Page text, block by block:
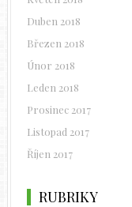
Duben 2018
Březen 2018
Únor 2018
Leden 2018
Prosinec 2017
Listopad 2017
Říjen 2017
RUBRIKY